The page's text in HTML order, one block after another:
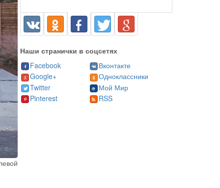
Наши странички в соцсетях
Facebook
Google+
Twitter
Pinterest
Вконтакте
Одноклассники
Мой Мир
RSS